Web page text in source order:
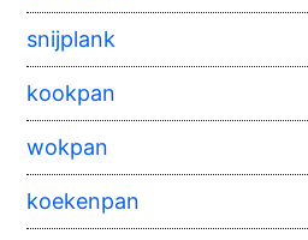
snijplank
kookpan
wokpan
koekenpan